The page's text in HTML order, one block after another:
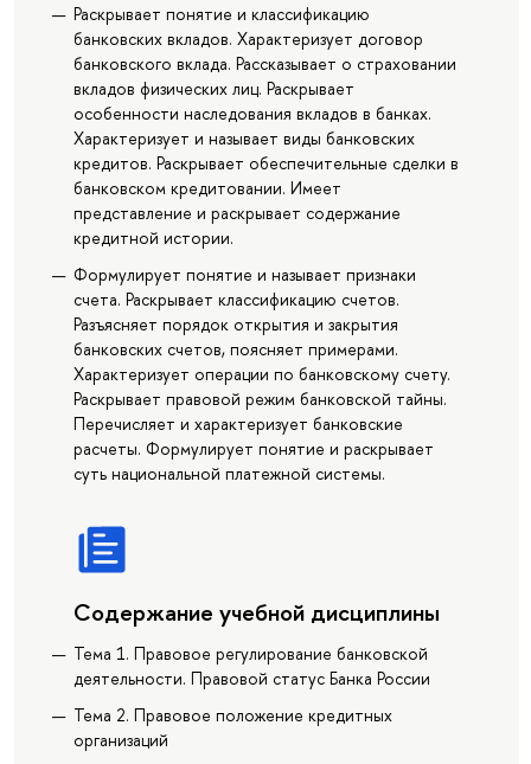
Раскрывает понятие и классификацию
банковских вкладов. Характеризует договор
банковского вклада. Рассказывает о страховании
вкладов физических лиц. Раскрывает
особенности наследования вкладов в банках.
Характеризует и называет виды банковских
кредитов. Раскрывает обеспечительные сделки в
банковском кредитовании. Имеет
представление и раскрывает содержание
кредитной истории.
Формулирует понятие и называет признаки
счета. Раскрывает классификацию счетов.
Разъясняет порядок открытия и закрытия
банковских счетов, поясняет примерами.
Характеризует операции по банковскому счету.
Раскрывает правовой режим банковской тайны.
Перечисляет и характеризует банковские
расчеты. Формулирует понятие и раскрывает
суть национальной платежной системы.
Содержание учебной дисциплины
Тема 1. Правовое регулирование банковской
деятельности. Правовой статус Банка России
Тема 2. Правовое положение кредитных
организаций